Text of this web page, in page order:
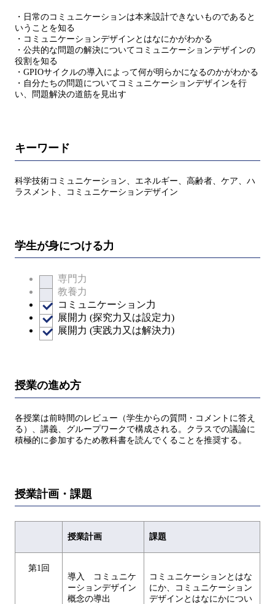
・日常のコミュニケーションは本来設計できないものであると
いうことを知る
・コミュニケーションデザインとはなにかがわかる
・公共的な問題の解決についてコミュニケーションデザインの
役割を知る
・GPIOサイクルの導入によって何が明らかになるのかがわかる
・自分たちの問題についてコミュニケーションデザインを行
い、問題解決の道筋を見出す
キーワード
科学技術コミュニケーション、エネルギー、高齢者、ケア、ハ
ラスメント、コミュニケーションデザイン
学生が身につける力
専門力
教養力
コミュニケーション力
展開力 (探究力又は設定力)
展開力 (実践力又は解決力)
授業の進め方
各授業は前時間のレビュー（学生からの質問・コメントに答え
る）、講義、グループワークで構成される。クラスでの議論に
積極的に参加するため教科書を読んでくることを推奨する。
授業計画・課題
授業計画 課題
第1回
導入 コミュニケ
ーションデザイン
概念の導出
コミュニケーションとはな
にか、コミュニケーション
デザインとはなにかについ